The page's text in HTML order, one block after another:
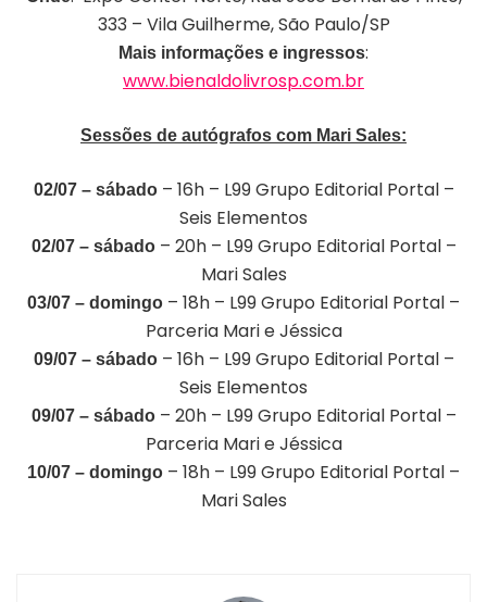
333 – Vila Guilherme, São Paulo/SP
Mais informações e ingressos:
www.bienaldolivrosp.com.br
Sessões de autógrafos com Mari Sales:
02/07 – sábado– 16h – L99 Grupo Editorial Portal –
Seis Elementos
02/07 – sábado– 20h – L99 Grupo Editorial Portal –
Mari Sales
03/07 – domingo – 18h – L99 Grupo Editorial Portal –
Parceria Mari e Jéssica
09/07 – sábado– 16h – L99 Grupo Editorial Portal –
Seis Elementos
09/07 – sábado– 20h – L99 Grupo Editorial Portal –
Parceria Mari e Jéssica
10/07 – domingo – 18h – L99 Grupo Editorial Portal –
Mari Sales